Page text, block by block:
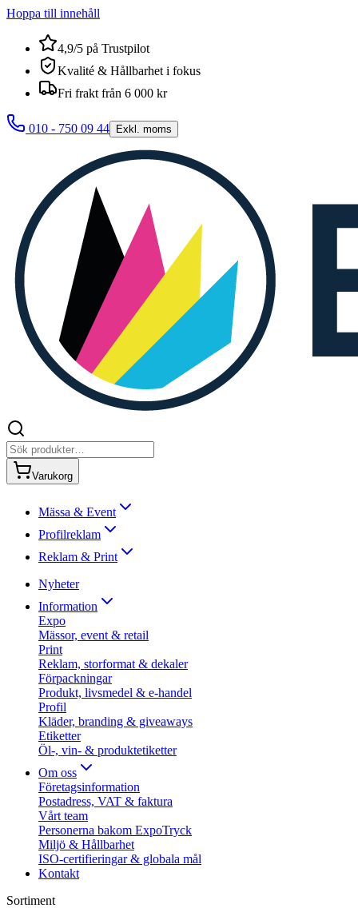
Hoppa till innehåll
4,9/5 på Trustpilot
Kvalité & Hållbarhet i fokus
Fri frakt från 6 000 kr
010 - 750 09 44 Exkl. moms
Varukorg
Mässa & Event
Profilreklam
Reklam & Print
Nyheter
Information
Expo
Mässor, event & retail
Print
Reklam, storformat & dekaler
Förpackningar
Produkt, livsmedel & e-handel
Profil
Kläder, branding & giveaways
Etiketter
Öl-, vin- & produktetiketter
Om oss
Företagsinformation
Postadress, VAT & faktura
Vårt team
Personerna bakom ExpoTryck
Miljö & Hållbarhet
ISO-certifieringar & globala mål
Kontakt
Sortiment